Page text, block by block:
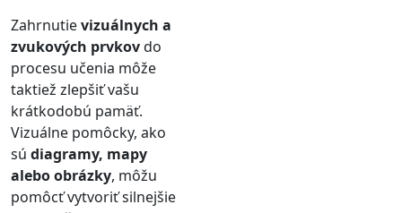
Zahrnutievizuálnych a
zvukových prvkovdo
procesu učenia môže
taktiež zlepšiť vašu
krátkodobú pamäť.
Vizuálne pomôcky, ako
sú diagramy, mapy
alebo obrázky, môžu
pomôcť vytvoriť silnejšie